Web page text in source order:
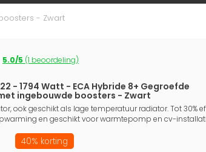
- Zwart
5.0/5 (1 beoordeling)
- 1794 Watt - ECA Hybride 8+ Gegroefde
ingebouwde boosters - Zwart
ook geschikt als lage temperatuur radiator. Tot 30%
en geschikt voor warmtepomp en cv-
40% korting